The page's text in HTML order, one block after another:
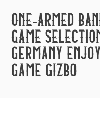
ONE-ARMED
GAME
GERMANY
GAME GIZBO